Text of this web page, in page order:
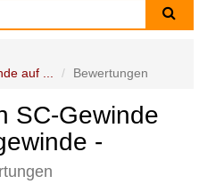
auf ...
Bewertungen
SC-Gewinde
-